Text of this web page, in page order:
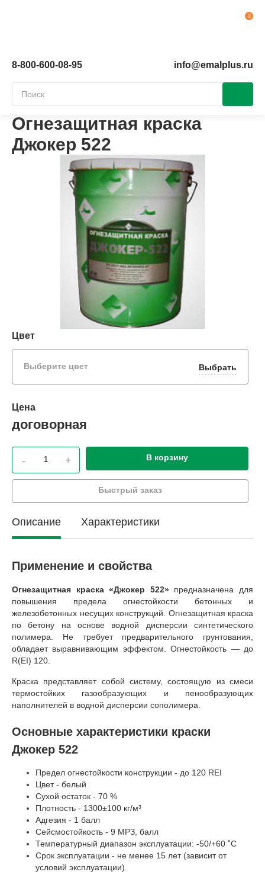
8-800-600-08-95 info@emalplus.ru
Огнезащитная краска
Джокер 522
Цвет
Выберите цвет Выбрать
Цена
договорная
- + В корзину
Быстрый заказ
Описание Характеристики
Применение и свойства
Огнезащитная краска «Джокер 522»предназначена для
повышения предела огнестойкости бетонных и
железобетонных несущих конструкций. Огнезащитная краска
по бетону на основе водной дисперсии синтетического
полимера. Не требует предварительного грунтования,
обладает выравнивающим эффектом. Огнестойкость — до
R(EI) 120.
Краска представляет собой систему, состоящую из смеси
термостойких газообразующих и пенообразующих
наполнителей в водной дисперсии сополимера.
Основные характеристики краски
Джокер 522
Предел огнестойкости конструкции - до 120 REI
Цвет - белый
Сухой остаток - 70 %
Плотность - 1300±100 кг/м³
Адгезия - 1 балл
Сейсмостойкость - 9 МРЗ, балл
Температурный диапазон эксплуатации: -50/+60 ˚С
Срок эксплуатации - не менее 15 лет (зависит от
условий эксплуатации).